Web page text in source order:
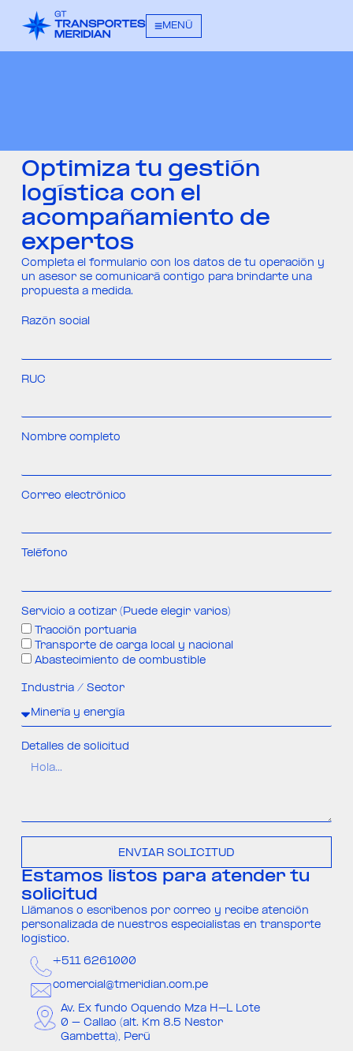
MENÚ
Optimiza tu gestión
logística con el
acompañamiento de
expertos
Completa el formulario con los datos de tu operación y
un asesor se comunicará contigo para brindarte una
propuesta a medida.
Razón social
RUC
Nombre completo
Correo electrónico
Teléfono
Servicio a cotizar (Puede elegir varios)
Tracción portuaria
Transporte de carga local y nacional
Abastecimiento de combustible
Industria / Sector
Detalles de solicitud
ENVIAR SOLICITUD
Estamos listos para atender tu
solicitud
Llámanos o escríbenos por correo y recibe atención
personalizada de nuestros especialistas en transporte
logístico.
+511 6261000​
comercial@tmeridian.com.pe​
Av. Ex fundo Oquendo Mza H-L Lote
0 – Callao (alt. Km 8.5 Nestor
Gambetta), Perú​